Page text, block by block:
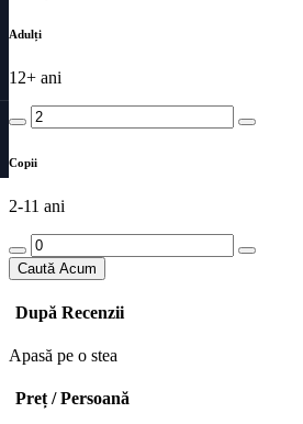
Adulți
12+ ani
Copii
2-11 ani
Caută Acum
După Recenzii
Apasă pe o stea
Preț / Persoană